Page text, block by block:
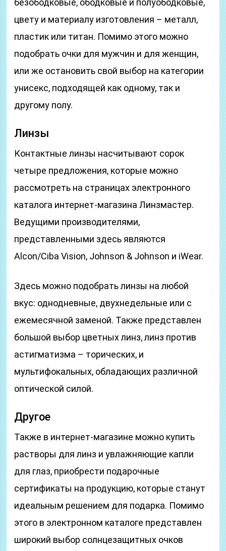
безободковые, ободковые и полуободковые,
цвету и материалу изготовления – металл,
пластик или титан. Помимо этого можно
подобрать очки для мужчин и для женщин,
или же остановить свой выбор на категории
унисекс, подходящей как одному, так и
другому полу.
Линзы
Контактные линзы насчитывают сорок
четыре предложения, которые можно
рассмотреть на страницах электронного
каталога интернет-магазина Линзмастер.
Ведущими производителями,
представленными здесь являются
Alcon/Ciba Vision, Johnson & Johnson и iWear.
Здесь можно подобрать линзы на любой
вкус: однодневные, двухнедельные или с
ежемесячной заменой. Также представлен
большой выбор цветных линз, линз против
астигматизма – торических, и
мультифокальных, обладающих различной
оптической силой.
Другое
Также в интернет-магазине можно купить
растворы для линз и увлажняющие капли
для глаз, приобрести подарочные
сертификаты на продукцию, которые станут
идеальным решением для подарка. Помимо
этого в электронном каталоге представлен
широкий выбор солнцезащитных очков